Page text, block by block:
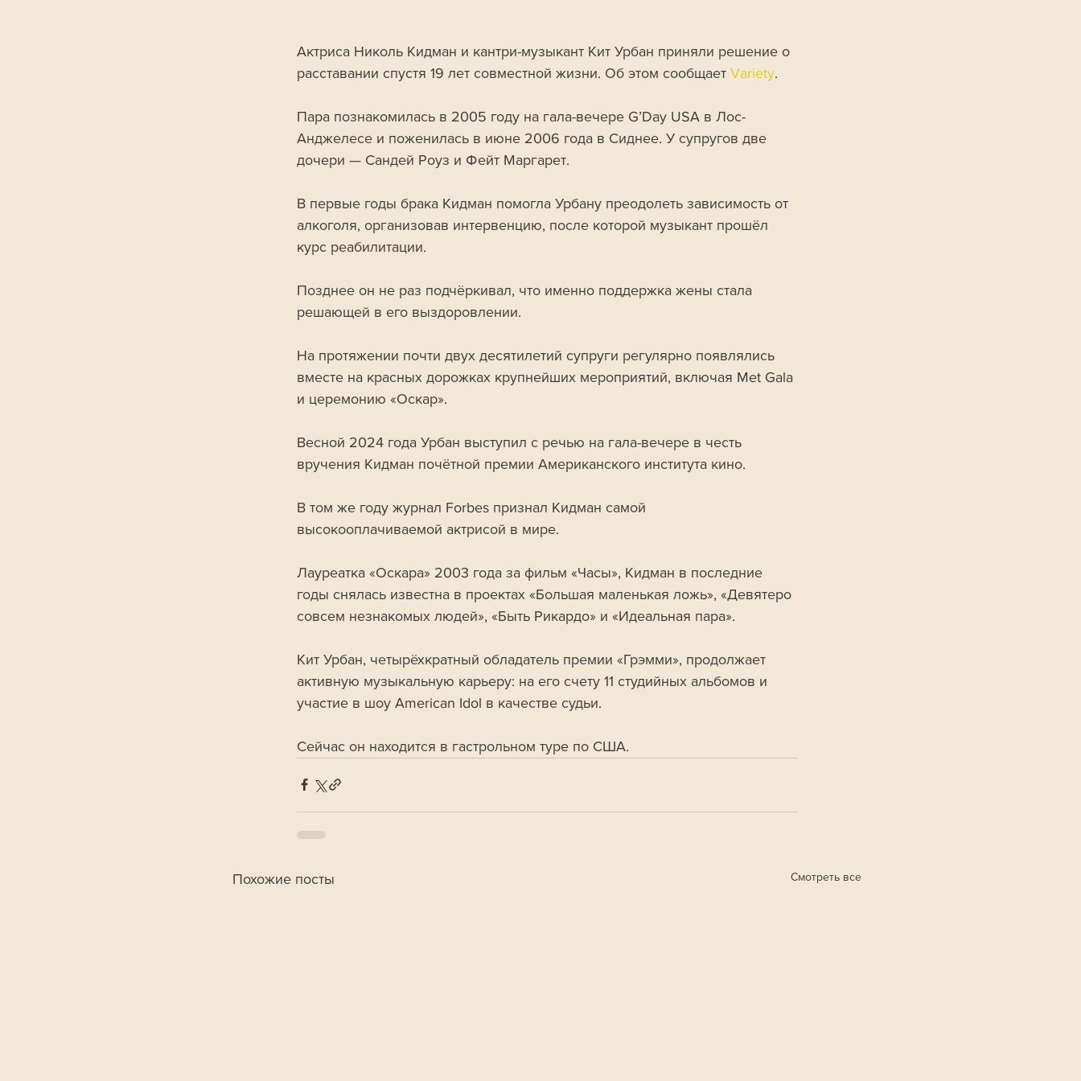
Актриса Николь Кидман и кантри-музыкант Кит Урбан приняли решение о
расставании спустя 19 лет совместной жизни. Об этом сообщает Variety.
Пара познакомилась в 2005 году на гала-вечере G’Day USA в Лос-
Анджелесе и поженилась в июне 2006 года в Сиднее. У супругов две
дочери — Сандей Роуз и Фейт Маргарет.
В первые годы брака Кидман помогла Урбану преодолеть зависимость от
алкоголя, организовав интервенцию, после которой музыкант прошёл
курс реабилитации.
Позднее он не раз подчёркивал, что именно поддержка жены стала
решающей в его выздоровлении.
На протяжении почти двух десятилетий супруги регулярно появлялись
вместе на красных дорожках крупнейших мероприятий, включая Met Gala
и церемонию «Оскар».
Весной 2024 года Урбан выступил с речью на гала-вечере в честь
вручения Кидман почётной премии Американского института кино.
В том же году журнал Forbes признал Кидман самой
высокооплачиваемой актрисой в мире.
Лауреатка «Оскара» 2003 года за фильм «Часы», Кидман в последние
годы снялась известна в проектах «Большая маленькая ложь», «Девятеро
совсем незнакомых людей», «Быть Рикардо» и «Идеальная пара».
Кит Урбан, четырёхкратный обладатель премии «Грэмми», продолжает
активную музыкальную карьеру: на его счету 11 студийных альбомов и
участие в шоу American Idol в качестве судьи.
Сейчас он находится в гастрольном туре по США.
Похожие посты Смотреть все